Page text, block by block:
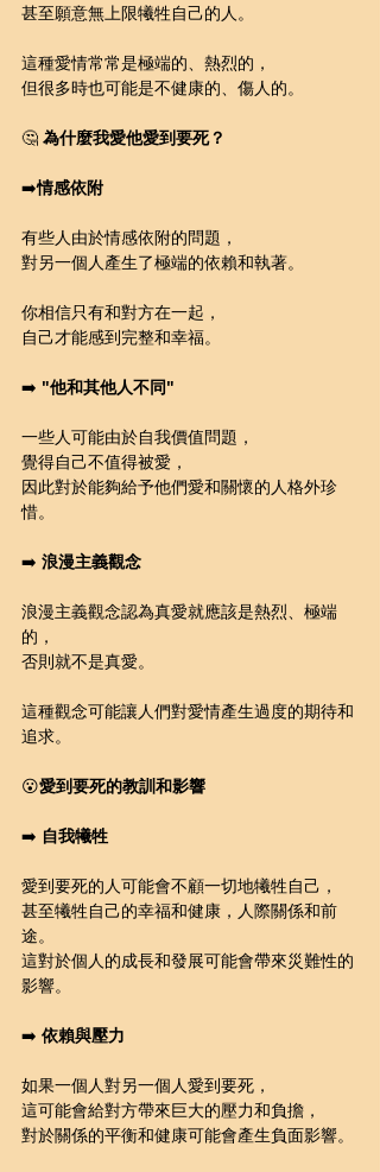
甚至願意無上限犧牲自己的人。
這種愛情常常是極端的、熱烈的，
但很多時也可能是不健康的、傷人的。
🤔 為什麼我愛他愛到要死？
➡️情感依附
有些人由於情感依附的問題，
對另一個人產生了極端的依賴和執著。
你相信只有和對方在一起，
自己才能感到完整和幸福。
➡️ "他和其他人不同"
一些人可能由於自我價值問題，
覺得自己不值得被愛，
因此對於能夠給予他們愛和關懷的人格外珍
惜。
➡️ 浪漫主義觀念
浪漫主義觀念認為真愛就應該是熱烈、極端
的，
否則就不是真愛。
這種觀念可能讓人們對愛情產生過度的期待和
追求。
😮愛到要死的教訓和影響
➡️ 自我犧牲
愛到要死的人可能會不顧一切地犧牲自己，
甚至犧牲自己的幸福和健康，人際關係和前
途。
這對於個人的成長和發展可能會帶來災難性的
影響。
➡️ 依賴與壓力
如果一個人對另一個人愛到要死，
這可能會給對方帶來巨大的壓力和負擔，
對於關係的平衡和健康可能會產生負面影響。